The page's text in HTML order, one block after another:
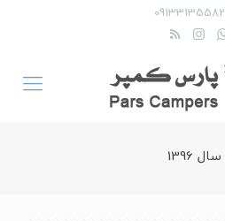
09133135582